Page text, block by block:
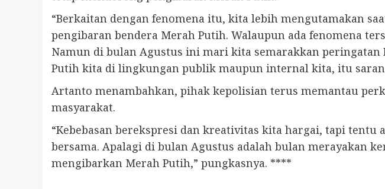
“Berkaitan dengan fenomena itu, kita lebih mengutamakan
pengibaran bendera Merah Putih. Walaupun ada fenomena
Namun di bulan Agustus ini mari kita semarakkan
Putih kita di lingkungan publik maupun internal kita, itu
Artanto menambahkan, pihak kepolisian terus memantau
masyarakat.
“Kebebasan berekspresi dan kreativitas kita hargai, tapi
bersama. Apalagi di bulan Agustus adalah bulan merayakan
mengibarkan Merah Putih,” pungkasnya. ****